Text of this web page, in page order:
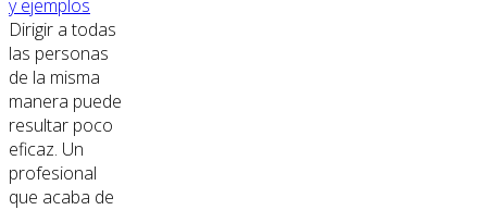
y ejemplos
Dirigir a todas
las personas
de la misma
manera puede
resultar poco
eficaz. Un
profesional
que acaba de